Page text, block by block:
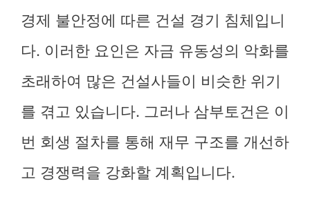
경제 불안정에 따른 건설 경기 침체입니
다. 이러한 요인은 자금 유동성의 악화를
초래하여 많은 건설사들이 비슷한 위기
를 겪고 있습니다. 그러나 삼부토건은 이
번 회생 절차를 통해 재무 구조를 개선하
고 경쟁력을 강화할 계획입니다.